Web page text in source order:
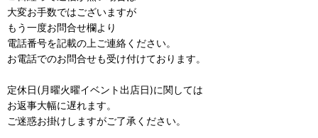
大変お手数ではございますが
もう一度お問合せ欄より
電話番号を記載の上ご連絡ください。
お電話でのお問合せも受け付けております。
定休日(月曜火曜イベント出店日)に関しては
お返事大幅に遅れます。
ご迷惑お掛けしますがご了承ください。